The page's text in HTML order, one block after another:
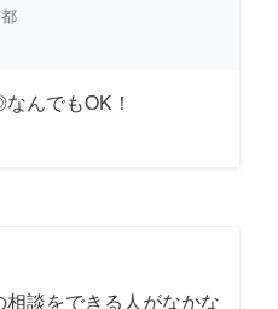
んでもOK！
談をできる人がなかな